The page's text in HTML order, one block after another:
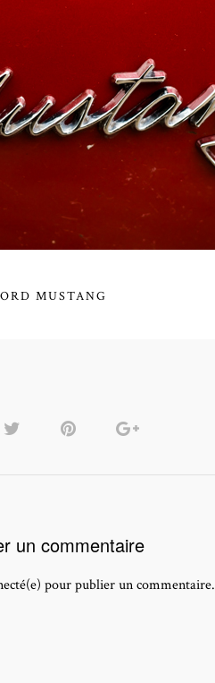
MUSTANG
un commentaire
pour publier un commentaire.